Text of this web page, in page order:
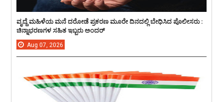
ವೃದ್ದೆ ಮಹಿಳೆಯ ಮನೆ ದರೋಡೆ ಪ್ರಕರಣ ಮೂರೇ ದಿನದಲ್ಲಿ ಬೇಧಿಸಿದ ಪೊಲೀಸರು :
ಚಿನ್ನಾಭರಣಗಳ ಸಹಿತ ಇಬ್ಬರು ಅಂದರ್
Aug 07, 2026